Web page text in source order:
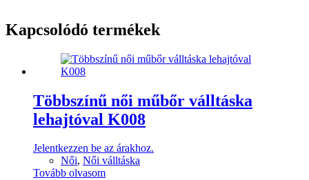
Kapcsolódó termékek
Többszínű női műbőr válltáska
lehajtóval K008
Jelentkezzen be az árakhoz.
Női, Női válltáska
Tovább olvasom